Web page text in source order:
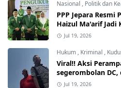
Nasional , Politik dan
PPP Jepara Resmi
Haizul Ma'arif Jadi
Jul 19, 2026
Hukum , Kriminal ,
Viral!! Aksi
segerombolan
Jul 19, 2026